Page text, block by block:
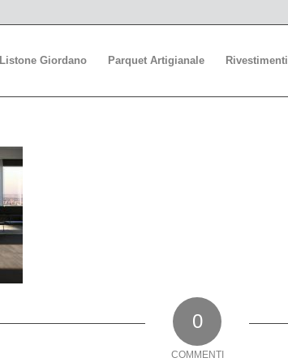
Listone Giordano Parquet Artigianale Rivestimenti
0
COMMENTI